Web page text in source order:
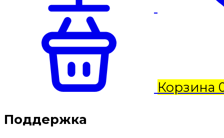
Корзина
Поддержка